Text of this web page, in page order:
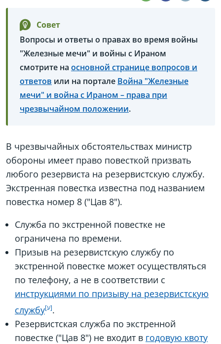
Совет
Вопросы и ответы о правах во время войны
"Железные мечи" и войны с Ираном
смотрите на основной странице вопросов и
ответов или на портале Война "Железные
мечи" и война с Ираном – права при
чрезвычайном положении.
В чрезвычайных обстоятельствах министр
обороны имеет право повесткой призвать
любого резервиста на резервистскую службу.
Экстренная повестка известна под названием
повестка номер 8 ("Цав 8").
Служба по экстренной повестке не
ограничена по времени.
Призыв на резервистскую службу по
экстренной повестке может осуществляться
по телефону, а не в соответствии с
инструкциями по призыву на резервистскую
службу
.
Резервистская служба по экстренной
повестке ("Цав 8") не входит в годовую квоту